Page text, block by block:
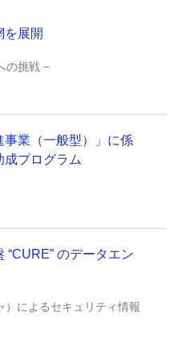
を展開
の挑戦 −
事業（一般型）」に係
成プログラム
“CURE” のデータエン
）によるセキュリティ情報